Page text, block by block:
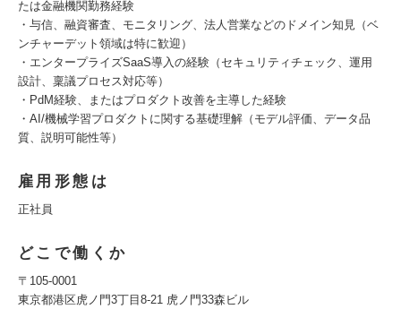
たは金融機関勤務経験
・与信、融資審査、モニタリング、法人営業などのドメイン知見（ベ
ンチャーデット領域は特に歓迎）
・エンタープライズSaaS導入の経験（セキュリティチェック、運用
設計、稟議プロセス対応等）
・PdM経験、またはプロダクト改善を主導した経験
・AI/機械学習プロダクトに関する基礎理解（モデル評価、データ品
質、説明可能性等）
雇用形態は
正社員
どこで働くか
〒105-0001
東京都港区虎ノ門3丁目8-21 虎ノ門33森ビル